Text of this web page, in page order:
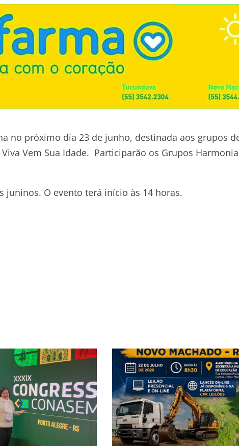
no próximo dia 23 de junho, destinada aos grupos
Vem Sua Idade. Participarão os Grupos
juninos. O evento terá início às 14 horas.